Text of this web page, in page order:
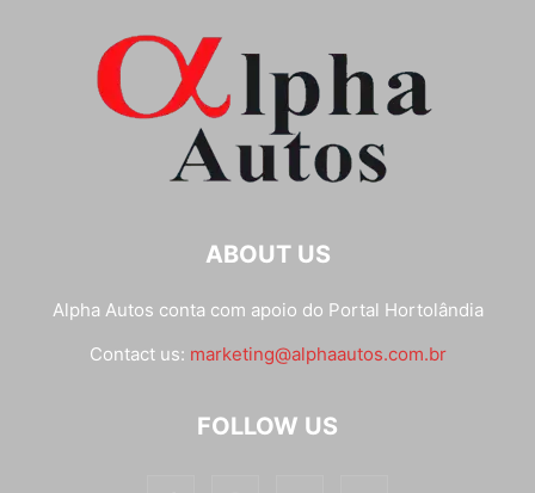
ABOUT US
Alpha Autos conta com apoio do Portal Hortolândia
Contact us: marketing@alphaautos.com.br
FOLLOW US